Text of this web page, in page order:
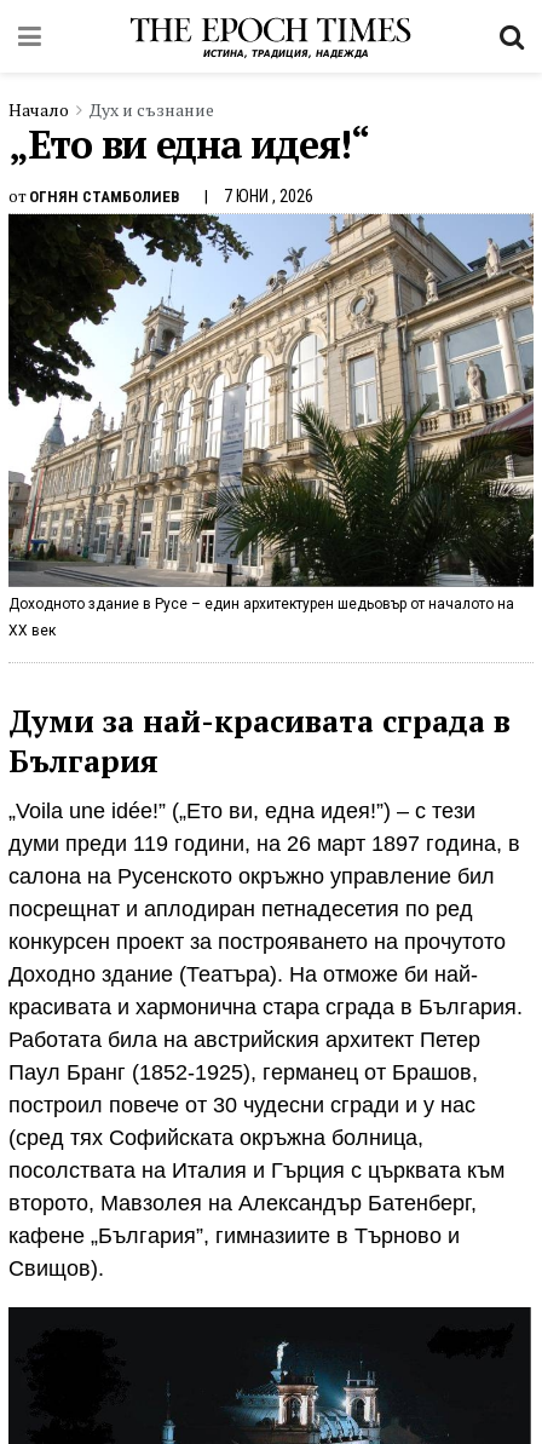
Начало Дух и съзнание
„Ето ви една идея!“
от ОГНЯН СТАМБОЛИЕВ 7 ЮНИ , 2026
Доходното здание в Русе – един архитектурен шедьовър от началото на
ХХ век
Думи за най-красивата сграда в
България
„Voila une idée!” („Ето ви, една идея!”) – с тези
думи преди 119 години, на 26 март 1897 година, в
салона на Русенското окръжно управление бил
посрещнат и аплодиран петнадесетия по ред
конкурсен проект за построяването на прочутото
Доходно здание (Театъра). На отможе би най-
красивата и хармонична стара сграда в България.
Работата била на австрийския архитект Петер
Паул Бранг (1852-1925), германец от Брашов,
построил повече от 30 чудесни сгради и у нас
(сред тях Софийската окръжна болница,
посолствата на Италия и Гърция с църквата към
второто, Мавзолея на Александър Батенберг,
кафене „България”, гимназиите в Търново и
Свищов).